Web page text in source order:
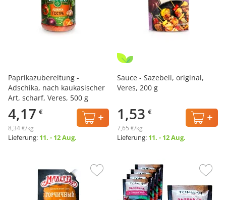
Paprikazubereitung -
Adschika, nach kaukasischer
Art, scharf, Veres, 500 g
4,17 €
8,34 €/kg
Lieferung: 11. - 12 Aug.
Sauce - Sazebeli, original,
Veres, 200 g
1,53 €
7,65 €/kg
Lieferung: 11. - 12 Aug.